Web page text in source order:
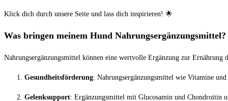
Klick dich durch unsere Seite und lass dich inspirieren! 🌟
Was bringen meinem Hund Nahrungsergänzungsmittel?
Nahrungsergänzungsmittel können eine wertvolle Ergänzung zur
Gesundheitsförderung: Nahrungsergänzungsmittel wie Vitamine
Gelenksupport: Ergänzungsmittel mit Glucosamin und Chondroitin